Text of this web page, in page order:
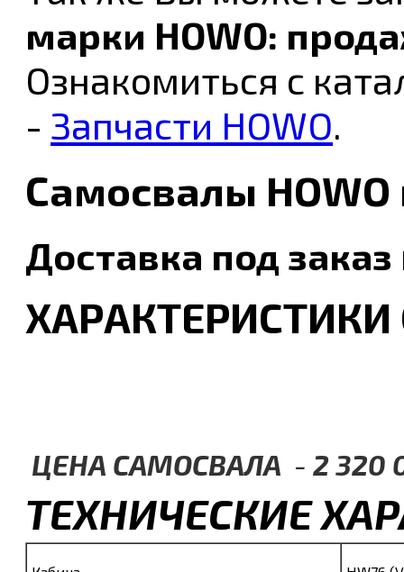
марки HOWO:
Ознакомиться с
- Запчасти HOWO.
Самосвалы
Доставка под заказ
ХАРАКТЕРИСТИКИ
ЦЕНА САМОСВАЛА - 2 320
ТЕХНИЧЕСКИЕ